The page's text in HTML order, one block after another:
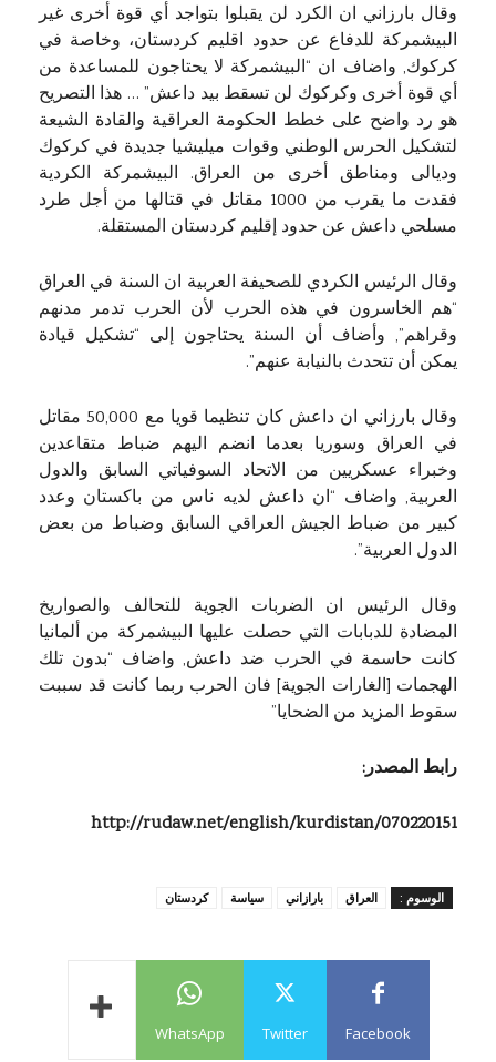
وقال بارزاني ان الكرد لن يقبلوا بتواجد أي قوة أخرى غير
البيشمركة للدفاع عن حدود اقليم كردستان، وخاصة في
كركوك, واضاف ان “البيشمركة لا يحتاجون للمساعدة من
أي قوة أخرى وكركوك لن تسقط بيد داعش” … هذا التصريح
هو رد واضح على خطط الحكومة العراقية والقادة الشيعة
لتشكيل الحرس الوطني وقوات ميليشيا جديدة في كركوك
وديالى ومناطق أخرى من العراق. البيشمركة الكردية
فقدت ما يقرب من 1000 مقاتل في قتالها من أجل طرد
مسلحي داعش عن حدود إقليم كردستان المستقلة.
وقال الرئيس الكردي للصحيفة العربية ان السنة في العراق
“هم الخاسرون في هذه الحرب لأن الحرب تدمر مدنهم
وقراهم”, وأضاف أن السنة يحتاجون إلى “تشكيل قيادة
يمكن أن تتحدث بالنيابة عنهم”.
وقال بارزاني ان داعش كان تنظيما قويا مع 50,000 مقاتل
في العراق وسوريا بعدما انضم اليهم ضباط متقاعدين
وخبراء عسكريين من الاتحاد السوفياتي السابق والدول
العربية, واضاف “ان داعش لديه ناس من باكستان وعدد
كبير من ضباط الجيش العراقي السابق وضباط من بعض
الدول العربية”.
وقال الرئيس ان الضربات الجوية للتحالف والصواريخ
المضادة للدبابات التي حصلت عليها البيشمركة من ألمانيا
كانت حاسمة في الحرب ضد داعش, واضاف “بدون تلك
الهجمات [الغارات الجوية] فان الحرب ربما كانت قد سببت
سقوط المزيد من الضحايا”
رابط المصدر:
http://rudaw.net/english/kurdistan/070220151
الوسوم : العراق بارازاني سياسة كردستان
Facebook
Twitter
WhatsApp